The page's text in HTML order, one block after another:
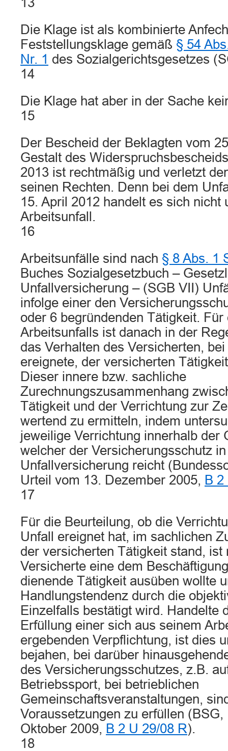
Die Klage ist als kombinierte
Feststellungsklage gemäß § 54
Nr. 1 des Sozialgerichtsgesetzes
14
Die Klage hat aber in der Sache
15
Der Bescheid der Beklagten vom
Gestalt des
2013 ist rechtmäßig und verletzt
seinen Rechten. Denn bei dem
15. April 2012 handelt es sich nicht
Arbeitsunfall.
16
Arbeitsunfälle sind nach § 8 Abs. 1
Buches Sozialgesetzbuch –
Unfallversicherung – (SGB VII)
infolge einer den
oder 6 begründenden Tätigkeit.
Arbeitsunfalls ist danach in der
das Verhalten des Versicherten,
ereignete, der versicherten
Dieser innere bzw. sachliche
Zurechnungszusammenhang
Tätigkeit und der Verrichtung zur
wertend zu ermitteln, indem
jeweilige Verrichtung innerhalb der
welcher der Versicherungsschutz
Unfallversicherung reicht
Urteil vom 13. Dezember 2005, B
17
Für die Beurteilung, ob die
Unfall ereignet hat, im sachlichen
der versicherten Tätigkeit stand, ist
Versicherte eine dem
dienende Tätigkeit ausüben wollte
Handlungstendenz durch die
Einzelfalls bestätigt wird. Handelte
Erfüllung einer sich aus seinem
ergebenden Verpflichtung, ist dies
bejahen, bei darüber
des Versicherungsschutzes, z.B.
Betriebssport, bei betrieblichen
Gemeinschaftsveranstaltungen,
Voraussetzungen zu erfüllen
Oktober 2009, B 2 U 29/08 R).
18